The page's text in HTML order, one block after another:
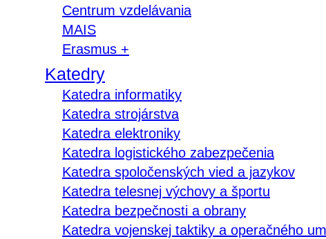
Centrum vzdelávania
MAIS
Erasmus +
Katedry
Katedra informatiky
Katedra strojárstva
Katedra elektroniky
Katedra logistického zabezpečenia
Katedra spoločenských vied a jazykov
Katedra telesnej výchovy a športu
Katedra bezpečnosti a obrany
Katedra vojenskej taktiky a operačného